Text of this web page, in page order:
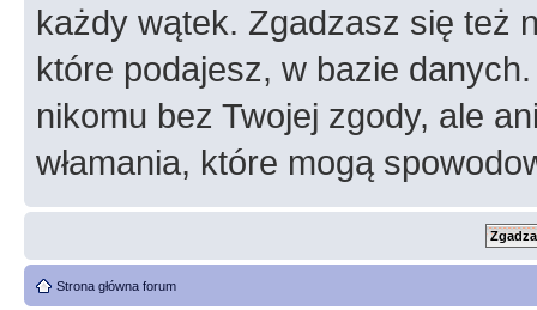
każdy wątek. Zgadzasz się też
które podajesz, w bazie
nikomu bez Twojej zgody, ale
włamania, które mogą
Strona główna forum